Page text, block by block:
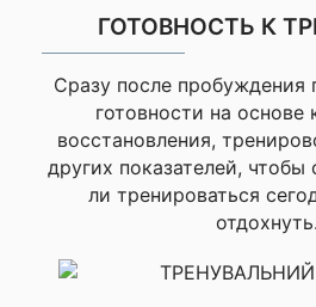
Время работы батареи
13
ГОТОВНОСТЬ К
Сразу после пробуждения
готовности на основе
восстановления,
других показателей, чтобы
ли тренироваться
отдохнуть.
Отличный девайс!
Всё работает
идеально
Моя оценка —
Доставили за два
упаковка целая.
Консультант помог с